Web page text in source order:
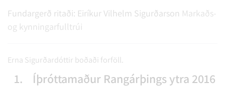
Fundargerð ritaði: Eiríkur Vilhelm Sigurðarson Markaðs-
og kynningarfulltrúi
Erna Sigurðardóttir boðaði forföll.
1. Íþróttamaður Rangárþings ytra 2016